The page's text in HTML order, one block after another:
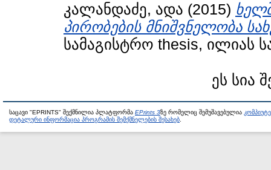
კალანდაძე, ადა (2015)
პირობების მნიშვნელობა
სამაგისტრო thesis, ილიას
ეს სია
საცავი "EPRINTS" შექმნილია პლატფორმა EPrints 3ზე რომელიც შემუშავებულია
დეტალური ინფორმაცია პროგრამის შემქმნელების შესახებ